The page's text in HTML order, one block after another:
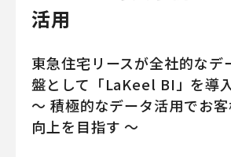
活用
東急住宅リースが全社的なデ
盤として「LaKeel BI」を導入
～ 積極的なデータ活用でお
向上を目指す ～